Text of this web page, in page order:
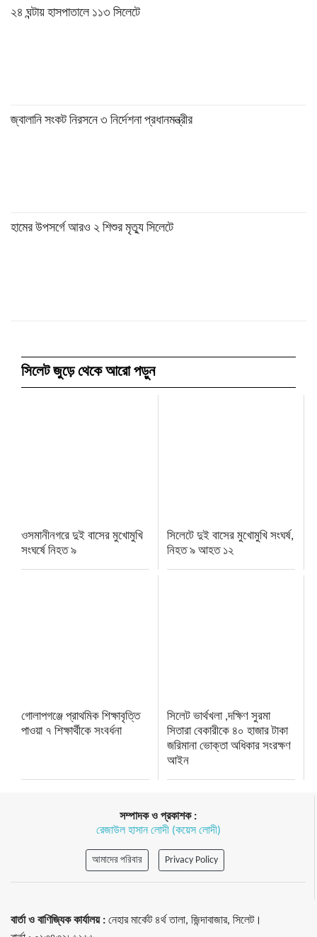
২৪ ঘন্টায় হাসপাতালে ১১৩ সিলেটে
জ্বালানি সংকট নিরসনে ৩ নির্দেশনা প্রধানমন্ত্রীর
হামের উপসর্গে আরও ২ শিশুর মৃত্যু সিলেটে
সিলেট জুড়ে থেকে আরো পড়ুন
ওসমানীনগরে দুই বাসের মুখোমুখি
সংঘর্ষে নিহত ৯
সিলেটে দুই বাসের মুখোমুখি সংঘর্ষ,
নিহত ৯ আহত ১২
গোলাপগঞ্জে প্রাথমিক শিক্ষাবৃত্তি
পাওয়া ৭ শিক্ষার্থীকে সংবর্ধনা
সিলেট ভার্থখলা ,দক্ষিণ সুরমা
সিতারা বেকারীকে ৪০ হাজার টাকা
জরিমানা ভোক্তা অধিকার সংরক্ষণ
আইন
সম্পাদক ও প্রকাশক :
রেজাউল হাসান লোদী (কয়েস লোদী)
আমাদের পরিবার Privacy Policy
বার্তা ও বাণিজ্যিক কার্যালয় : নেহার মার্কেট ৪র্থ তালা, জিন্দাবাজার, সিলেট।